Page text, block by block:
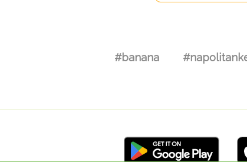
#banana